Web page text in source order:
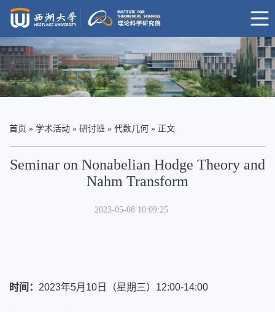
首页 » 学术活动 » 研讨班 » 代数几何 » 正文
Seminar on Nonabelian Hodge Theory and
Nahm Transform
2023-05-08 10:09:25
时间： 2023年5月10日（星期三）12:00-14:00